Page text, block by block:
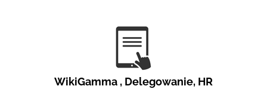
WikiGamma , Delegowanie, HR